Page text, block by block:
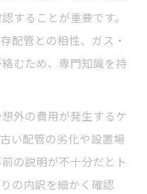
することが重要です。
配管との相性、ガス・
むため、専門知識を持
外の費用が発生するケ
い配管の劣化や設置場
の説明が不十分だとト
の内訳を細かく確認